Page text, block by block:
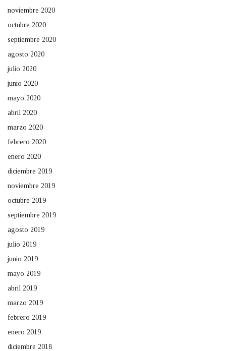
noviembre 2020
octubre 2020
septiembre 2020
agosto 2020
julio 2020
junio 2020
mayo 2020
abril 2020
marzo 2020
febrero 2020
enero 2020
diciembre 2019
noviembre 2019
octubre 2019
septiembre 2019
agosto 2019
julio 2019
junio 2019
mayo 2019
abril 2019
marzo 2019
febrero 2019
enero 2019
diciembre 2018